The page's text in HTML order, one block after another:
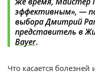
эффективным», —
выбора Дмитрий
представитель в
Bayer.
Что касается